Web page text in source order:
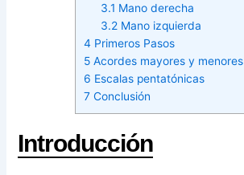
3.1 Mano derecha
3.2Mano izquierda
4 Primeros Pasos
5 Acordes mayores y menores
6 Escalas pentatónicas
7 Conclusión
Introducción